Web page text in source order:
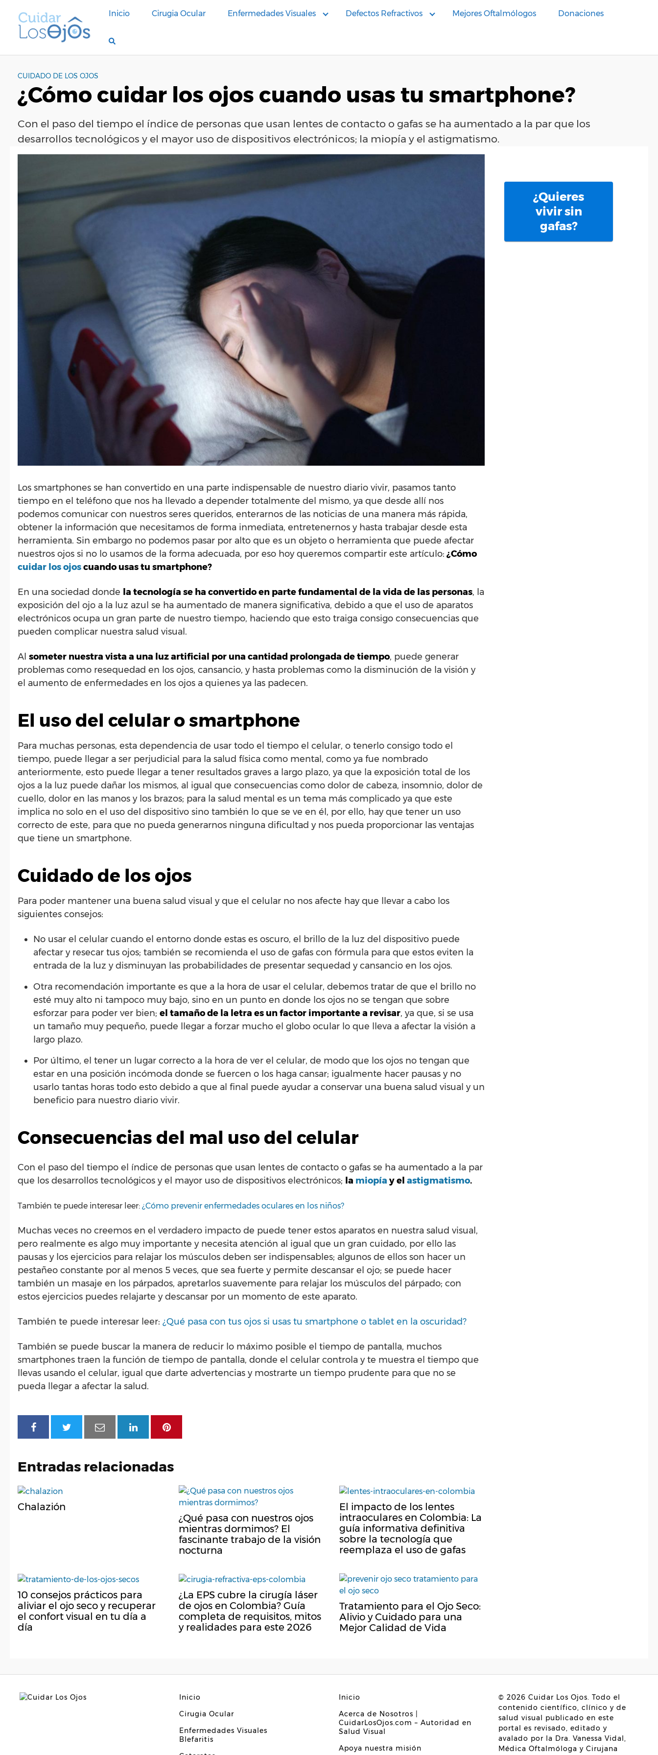
a
Inicio Cirugia Ocular Enfermedades Visuales Defectos Refractivos Mejores Oftalmólogos Donaciones
CUIDADO DE LOS OJOS
¿Cómo cuidar los ojos cuando usas tu smartphone?
Con el paso del tiempo el índice de personas que usan lentes de contacto o gafas se ha aumentado a la par que los
desarrollos tecnológicos y el mayor uso de dispositivos electrónicos; la miopía y el astigmatismo.
Los smartphones se han convertido en una parte indispensable de nuestro diario vivir, pasamos tanto
tiempo en el teléfono que nos ha llevado a depender totalmente del mismo, ya que desde allí nos
podemos comunicar con nuestros seres queridos, enterarnos de las noticias de una manera más rápida,
obtener la información que necesitamos de forma inmediata, entretenernos y hasta trabajar desde esta
herramienta. Sin embargo no podemos pasar por alto que es un objeto o herramienta que puede afectar
nuestros ojos si no lo usamos de la forma adecuada, por eso hoy queremos compartir este artículo: ¿Cómo
cuidar los ojoscuando usas tu smartphone?
En una sociedad donde la tecnología se ha convertido en parte fundamental de la vida de las personas, la
exposición del ojo a la luz azul se ha aumentado de manera significativa, debido a que el uso de aparatos
electrónicos ocupa un gran parte de nuestro tiempo, haciendo que esto traiga consigo consecuencias que
pueden complicar nuestra salud visual.
Al someter nuestra vista a una luz artificial por una cantidad prolongada de tiempo, puede generar
problemas como resequedad en los ojos, cansancio, y hasta problemas como la disminución de la visión y
el aumento de enfermedades en los ojos a quienes ya las padecen.
El uso del celular o smartphone
Para muchas personas, esta dependencia de usar todo el tiempo el celular, o tenerlo consigo todo el
tiempo, puede llegar a ser perjudicial para la salud física como mental, como ya fue nombrado
anteriormente, esto puede llegar a tener resultados graves a largo plazo, ya que la exposición total de los
ojos a la luz puede dañar los mismos, al igual que consecuencias como dolor de cabeza, insomnio, dolor de
cuello, dolor en las manos y los brazos; para la salud mental es un tema más complicado ya que este
implica no solo en el uso del dispositivo sino también lo que se ve en él, por ello, hay que tener un uso
correcto de este, para que no pueda generarnos ninguna dificultad y nos pueda proporcionar las ventajas
que tiene un smartphone.
Cuidado de los ojos
Para poder mantener una buena salud visual y que el celular no nos afecte hay que llevar a cabo los
siguientes consejos:
No usar el celular cuando el entorno donde estas es oscuro, el brillo de la luz del dispositivo puede
afectar y resecar tus ojos; también se recomienda el uso de gafas con fórmula para que estos eviten la
entrada de la luz y disminuyan las probabilidades de presentar sequedad y cansancio en los ojos.
Otra recomendación importante es que a la hora de usar el celular, debemos tratar de que el brillo no
esté muy alto ni tampoco muy bajo, sino en un punto en donde los ojos no se tengan que sobre
esforzar para poder ver bien; el tamaño de la letra es un factor importante a revisar, ya que, si se usa
un tamaño muy pequeño, puede llegar a forzar mucho el globo ocular lo que lleva a afectar la visión a
largo plazo.
Por último, el tener un lugar correcto a la hora de ver el celular, de modo que los ojos no tengan que
estar en una posición incómoda donde se fuercen o los haga cansar; igualmente hacer pausas y no
usarlo tantas horas todo esto debido a que al final puede ayudar a conservar una buena salud visual y un
beneficio para nuestro diario vivir.
Consecuencias del mal uso del celular
Con el paso del tiempo el índice de personas que usan lentes de contacto o gafas se ha aumentado a la par
que los desarrollos tecnológicos y el mayor uso de dispositivos electrónicos; la miopía y el astigmatismo.
También te puede interesar leer: ¿Cómo prevenir enfermedades oculares en los niños?
Muchas veces no creemos en el verdadero impacto de puede tener estos aparatos en nuestra salud visual,
pero realmente es algo muy importante y necesita atención al igual que un gran cuidado, por ello las
pausas y los ejercicios para relajar los músculos deben ser indispensables; algunos de ellos son hacer un
pestañeo constante por al menos 5 veces, que sea fuerte y permite descansar el ojo; se puede hacer
también un masaje en los párpados, apretarlos suavemente para relajar los músculos del párpado; con
estos ejercicios puedes relajarte y descansar por un momento de este aparato.
También te puede interesar leer: ¿Qué pasa con tus ojos si usas tu smartphone o tablet en la oscuridad?
También se puede buscar la manera de reducir lo máximo posible el tiempo de pantalla, muchos
smartphones traen la función de tiempo de pantalla, donde el celular controla y te muestra el tiempo que
llevas usando el celular, igual que darte advertencias y mostrarte un tiempo prudente para que no se
pueda llegar a afectar la salud.
Entradas relacionadas
Chalazión
¿Qué pasa con nuestros ojos
mientras dormimos? El
fascinante trabajo de la visión
nocturna
El impacto de los lentes
intraoculares en Colombia: La
guía informativa definitiva
sobre la tecnología que
reemplaza el uso de gafas
10 consejos prácticos para
aliviar el ojo seco y recuperar
el confort visual en tu día a
día
¿La EPS cubre la cirugía láser
de ojos en Colombia? Guía
completa de requisitos, mitos
y realidades para este 2026
Tratamiento para el Ojo Seco:
Alivio y Cuidado para una
Mejor Calidad de Vida
¿Quieres
vivir sin
gafas?
Inicio
Cirugia Ocular
Enfermedades Visuales
Blefaritis
Inicio
Acerca de Nosotros |
CuidarLosOjos.com – Autoridad en
Salud Visual
Apoya nuestra misión
© 2026 Cuidar Los Ojos. Todo el
contenido científico, clínico y de
salud visual publicado en este
portal es revisado, editado y
avalado por la Dra. Vanessa Vidal,
Médica Oftalmóloga y Cirujana